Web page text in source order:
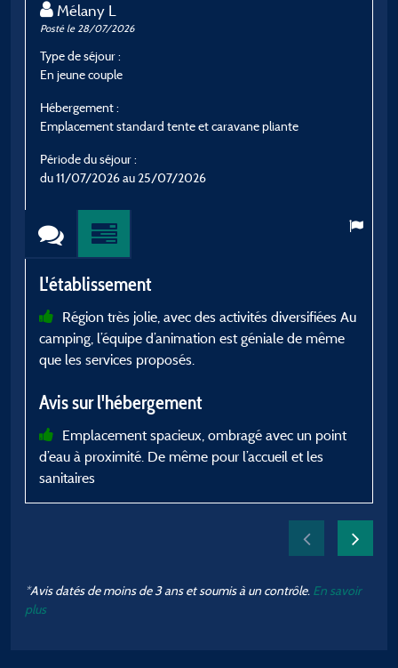
Mélany L
Posté le 28/07/2026
Type de séjour :
En jeune couple
Hébergement :
Emplacement standard tente et caravane pliante
Période du séjour :
du 11/07/2026 au 25/07/2026
L'établissement
Région très jolie, avec des activités diversifiées Au
camping, l’équipe d’animation est géniale de même
que les services proposés.
Avis sur l'hébergement
Emplacement spacieux, ombragé avec un point
d’eau à proximité. De même pour l’accueil et les
sanitaires
*Avis datés de moins de 3 ans et soumis à un contrôle. En savoir
plus